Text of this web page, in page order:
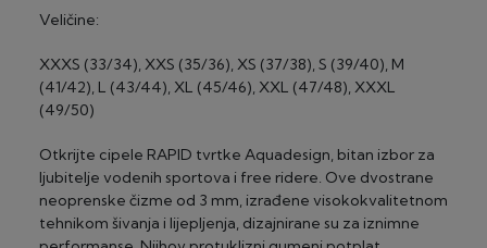
MasterCard
Visa Premium Gold (Privredna banka Zagreb)
2-24 rate, minimalni iznos 100 €
ROK DOSTAVE
do 5 radnih dana) - izuzetak su dostave na otoke
20-30 radna dana za artikle "dobavljivo na upit"
Veličine:
XXXS (33/34), XXS (35/36), XS (37/38), S (39/40), M
(41/42), L (43/44), XL (45/46), XXL (47/48), XXXL
(49/50)
Otkrijte cipele RAPID tvrtke Aquadesign, bitan izbor za
ljubitelje vodenih sportova i free ridere. Ove dvostrane
neoprenske čizme od 3 mm, izrađene visokokvalitetnom
tehnikom šivanja i lijepljenja, dizajnirane su za iznimne